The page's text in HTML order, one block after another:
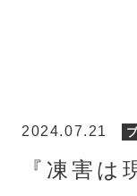
2024.07.21
『凍害は